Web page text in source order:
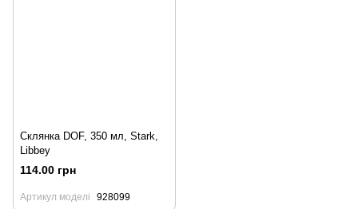
Склянка DOF, 350 мл, Stark,
Libbey
114.00 грн
Артикул моделі 928099